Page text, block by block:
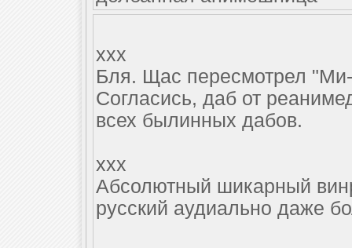
xxx
Бля. Щас пересмотрел
Согласись, даб от
всех былинных дабов.
xxx
Абсолютный шикарный
русский аудиально даже